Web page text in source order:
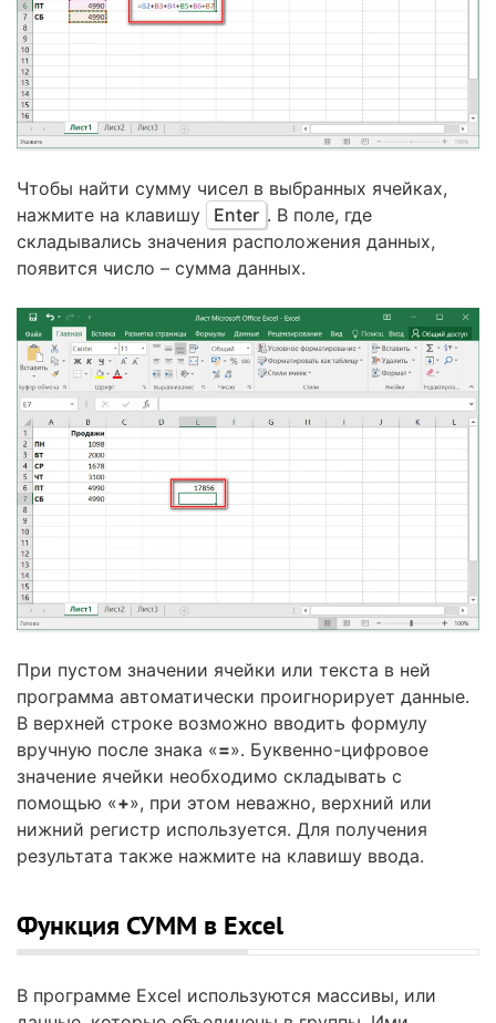
Чтобы найти сумму чисел в выбранных ячейках,
нажмите на клавишу
Enter . В поле, где
складывались значения расположения данных,
появится число – сумма данных.
При пустом значении ячейки или текста в ней
программа автоматически проигнорирует данные.
В верхней строке возможно вводить формулу
вручную после знака «=». Буквенно-цифровое
значение ячейки необходимо складывать с
помощью «+», при этом неважно, верхний или
нижний регистр используется. Для получения
результата также нажмите на клавишу ввода.
Функция СУММ в Excel
В программе Excel используются массивы, или